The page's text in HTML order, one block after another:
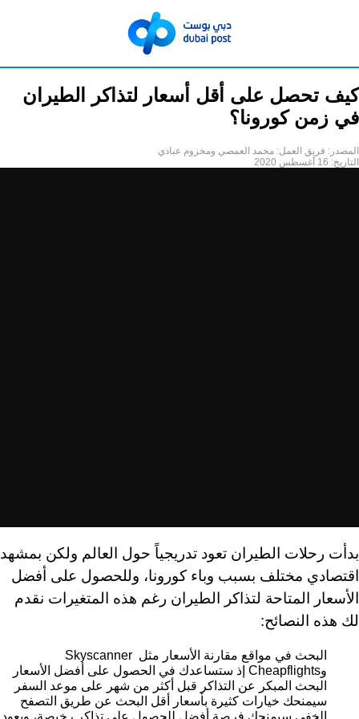
كيف تحصل على أقل أسعار لتذاكر الطيران
في زمن كورونا؟
المصدر: فريق العمل: محمد العمصي ومخزوم عبادي
التاريخ: 16 أغسطس 2020
بدأت رحلات الطيران تعود تدريجياً حول العالم ولكن بمشهد
اقتصادي مختلف بسبب وباء كورونا، وللحصول على أفضل
الأسعار المتاحة لتذاكر الطيران رغم هذه المتغيرات نقدم
لك هذه النصائح:
البحث في مواقع مقارنة الأسعار مثل Skyscanner
وCheapflights إذ ستساعدك في الحصول على أفضل الأسعار
البحث المبكر عن التذاكر قبل أكثر من شهر على موعد السفر
سيمنحك خيارات كثيرة بأسعار أقل البحث عن طريق التصفح